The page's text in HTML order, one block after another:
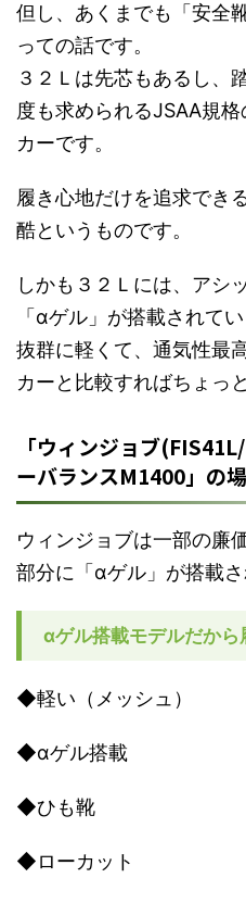
但し、あくまでも「安全
っての話です。
３２Ｌは先芯もあるし、
度も求められるJSAA規
カーです。
履き心地だけを追求でき
酷というものです。
しかも３２Ｌには、アシ
「αゲル」が搭載されてい
抜群に軽くて、通気性最
カーと比較すればちょっ
「ウィンジョブ
ーバランスM1400」の
ウィンジョブは一部の廉
部分に「αゲル」が搭載さ
αゲル搭載モデルだから
◆軽い（メッシュ）
◆αゲル搭載
◆ひも靴
◆ローカット